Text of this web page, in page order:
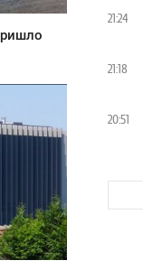
21:24
21:18
20:51